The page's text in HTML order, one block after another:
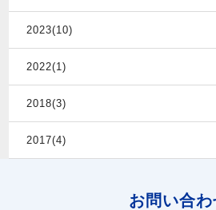
2023(10)
2022(1)
2018(3)
2017(4)
お問い合わ